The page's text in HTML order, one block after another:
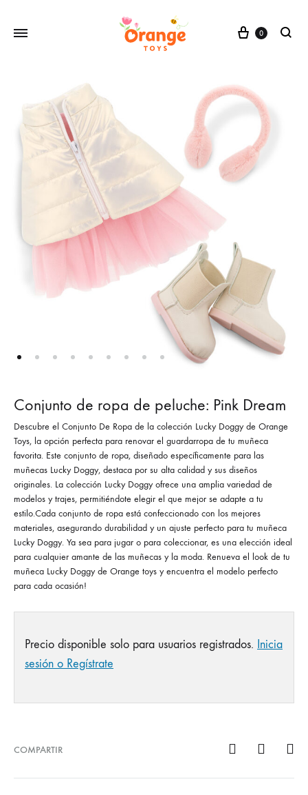
Cesta
0
buscar
Conjunto de ropa de peluche: Pink Dream
Descubre el Conjunto De Ropa de la colección Lucky Doggy de Orange
Toys, la opción perfecta para renovar el guardarropa de tu muñeca
favorita. Este conjunto de ropa, diseñado específicamente para las
muñecas Lucky Doggy, destaca por su alta calidad y sus diseños
originales. La colección Lucky Doggy ofrece una amplia variedad de
modelos y trajes, permitiéndote elegir el que mejor se adapte a tu
estilo.Cada conjunto de ropa está confeccionado con los mejores
materiales, asegurando durabilidad y un ajuste perfecto para tu muñeca
Lucky Doggy. Ya sea para jugar o para coleccionar, es una elección ideal
para cualquier amante de las muñecas y la moda. Renueva el look de tu
muñeca Lucky Doggy de Orange toys y encuentra el modelo perfecto
para cada ocasión!
Precio disponible solo para usuarios registrados. Inicia
sesión o Regístrate
COMPARTIR